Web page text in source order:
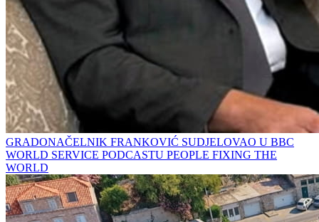
GRADONAČELNIK FRANKOVIĆ SUDJELOVAO U BBC
WORLD SERVICE PODCASTU PEOPLE FIXING THE
WORLD